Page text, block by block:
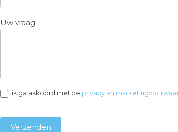
Uw vraag
ik ga akkoord met de privacy en
Verzenden